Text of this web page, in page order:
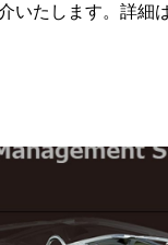
いたします。詳細